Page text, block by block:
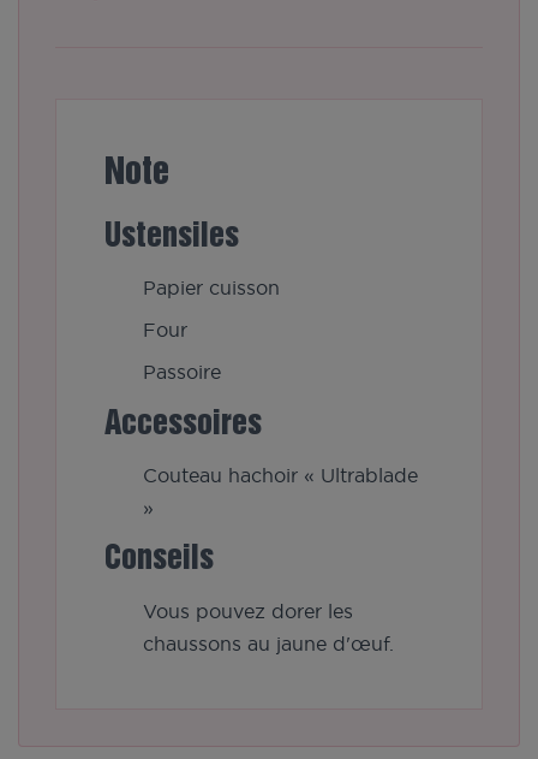
Note
Ustensiles
Papier cuisson
Four
Passoire
Accessoires
Couteau hachoir « Ultrablade
»
Conseils
Vous pouvez dorer les
chaussons au jaune d'œuf.